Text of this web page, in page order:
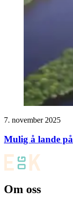
7. november 2025
Mulig å lande
Om oss